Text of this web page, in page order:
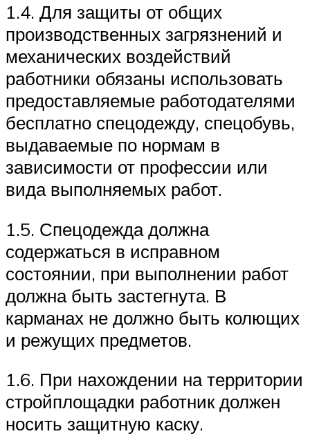
1.4. Для защиты от общих
производственных загрязнений и
механических воздействий
работники обязаны использовать
предоставляемые работодателями
бесплатно спецодежду, спецобувь,
выдаваемые по нормам в
зависимости от профессии или
вида выполняемых работ.
1.5. Спецодежда должна
содержаться в исправном
состоянии, при выполнении работ
должна быть застегнута. В
карманах не должно быть колющих
и режущих предметов.
1.6. При нахождении на территории
стройплощадки работник должен
носить защитную каску.